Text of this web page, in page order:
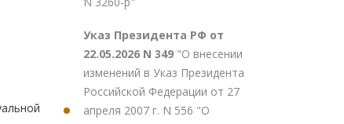
Указ Президента РФ от
22.05.2026 N 349 "О внесении
изменений в Указ Президента
Российской Федерации от 27
апреля 2007 г. N 556 "О